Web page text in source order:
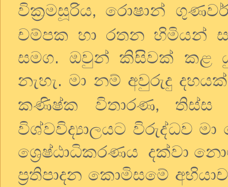
වික්‍රමසූරිය, රොෂාන්
චම්පක හා රතන හිමියන්
සමග. ඔවුන් කිසිවක් කළ
නැහැ. මා නම් අවුරුදු
කණිෂ්ක විතාරණ, තිස්ස
විශ්වවිද්‍යාලයට විරුද්ධව
ශ්‍රෙෂ්ඨාධිකරණය දක්වා
ප්‍රතිපාදන කොමිසමේ